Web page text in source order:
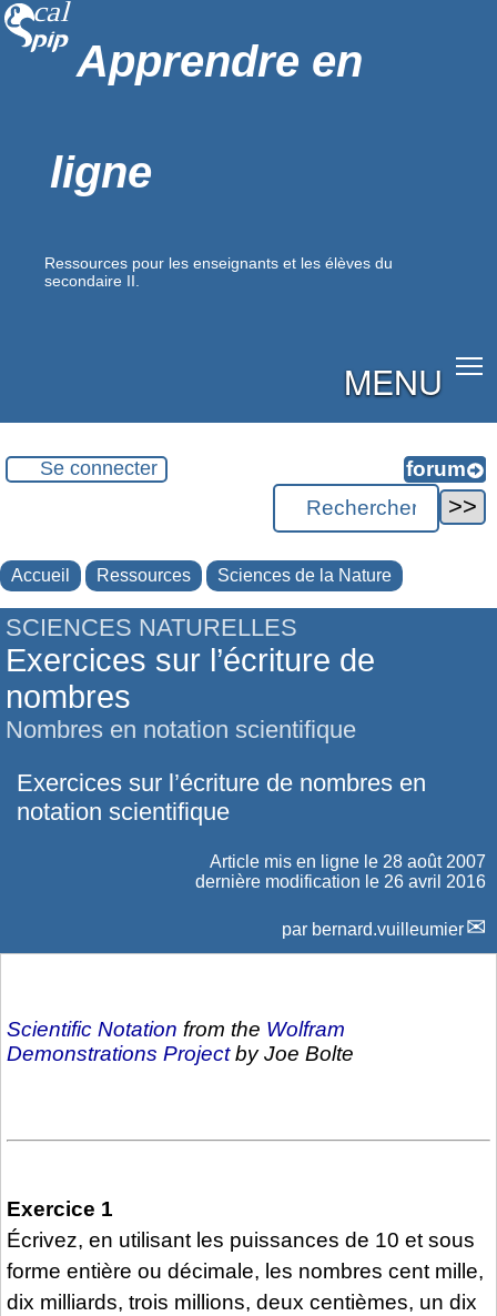
Apprendre en
ligne
Ressources pour les enseignants et les élèves du
secondaire II.
MENU
Se connecter
Accueil Ressources Sciences de la Nature
SCIENCES NATURELLES
Exercices sur l’écriture de
nombres
Nombres en notation scientifique
Exercices sur l’écriture de nombres en
notation scientifique
Article mis en ligne le 28 août 2007
dernière modification le 26 avril 2016
par bernard.vuilleumier
Scientific Notation from the Wolfram
Demonstrations Projectby Joe Bolte
Exercice 1
Écrivez, en utilisant les puissances de 10 et sous
forme entière ou décimale, les nombres cent mille,
dix milliards, trois millions, deux centièmes, un dix